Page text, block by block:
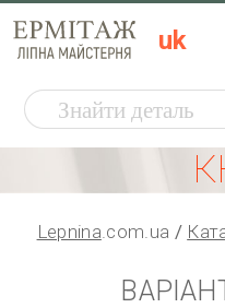
uk
Lepnina.com.ua